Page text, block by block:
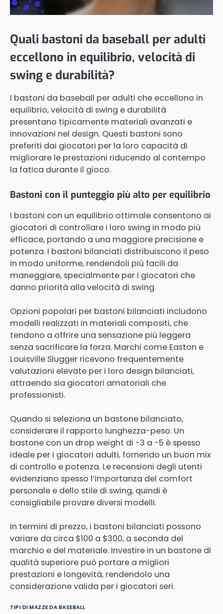
Quali bastoni da baseball per adulti
eccellono in equilibrio, velocità di
swing e durabilità?
I bastoni da baseball per adulti che eccellono in
equilibrio, velocità di swing e durabilità
presentano tipicamente materiali avanzati e
innovazioni nel design. Questi bastoni sono
preferiti dai giocatori per la loro capacità di
migliorare le prestazioni riducendo al contempo
la fatica durante il gioco.
Bastoni con il punteggio più alto per equilibrio
I bastoni con un equilibrio ottimale consentono ai
giocatori di controllare i loro swing in modo più
efficace, portando a una maggiore precisione e
potenza. I bastoni bilanciati distribuiscono il peso
in modo uniforme, rendendoli più facili da
maneggiare, specialmente per i giocatori che
danno priorità alla velocità di swing.
Opzioni popolari per bastoni bilanciati includono
modelli realizzati in materiali compositi, che
tendono a offrire una sensazione più leggera
senza sacrificare la forza. Marchi come Easton e
Louisville Slugger ricevono frequentemente
valutazioni elevate per i loro design bilanciati,
attraendo sia giocatori amatoriali che
professionisti.
Quando si seleziona un bastone bilanciato,
considerare il rapporto lunghezza-peso. Un
bastone con un drop weight di -3 a -5 è spesso
ideale per i giocatori adulti, fornendo un buon mix
di controllo e potenza. Le recensioni degli utenti
evidenziano spesso l’importanza del comfort
personale e dello stile di swing, quindi è
consigliabile provare diversi modelli.
In termini di prezzo, i bastoni bilanciati possono
variare da circa $100 a $300, a seconda del
marchio e del materiale. Investire in un bastone di
qualità superiore può portare a migliori
prestazioni e longevità, rendendolo una
considerazione valida per i giocatori seri.
TIPI DI MAZZE DA BASEBALL